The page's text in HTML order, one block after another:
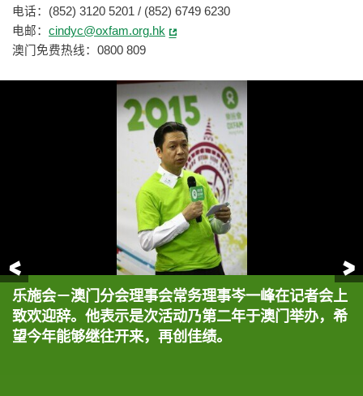
电话：(852) 3120 5201 / (852) 6749 6230
电邮： cindyc@oxfam.org.hk
澳门免费热线：0800 809
前一页
乐施会－澳门分会理事会常务理事岑一峰在记者会上
致欢迎辞。他表示是次活动乃第二年于澳门举办，希
望今年能够继往开来，再创佳绩。
记者会上，太阳国际体育会总监陈志康(左)联同乐施
大使小肥(右)即场示范跑楼梯的正确姿势和热身动
作，并呼吁公众踊跃参加「乐施竞跑旅游塔」2015。
记者会上，乐施大使小肥呼吁公众踊跃参加「乐施竞
跑旅游塔」2015。
记者会上，太阳国际体育会总监陈志康(左)联同乐施
大使小肥(右)即场示范跑楼梯的正确姿势和热身动
作，并呼吁公众踊跃参加「乐施竞跑旅游塔」2015。
各与会嘉宾参与充满活力的启动仪式：一声号令后，
众人伙伴同心，一起冲越起跑线，象征「乐施竞跑旅
游塔2015」正式揭幕。 图左起为澳门旅游塔会展娱
各嘉宾呼吁公众踊跃参加「乐施竞跑旅游塔」2015。